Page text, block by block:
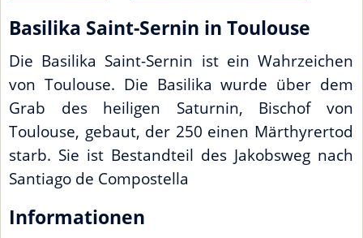
Basilika Saint-Sernin in Toulouse
Die Basilika Saint-Sernin ist ein Wahrzeichen
von Toulouse. Die Basilika wurde über dem
Grab des heiligen Saturnin, Bischof von
Toulouse, gebaut, der 250 einen Märthyrertod
starb. Sie ist Bestandteil des Jakobsweg nach
Santiago de Compostella
Informationen